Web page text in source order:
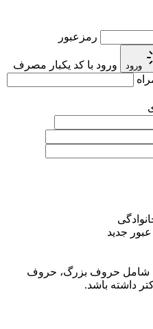
رمزعبور
ورود
ورود با کد یکبار مصرف
جدید
شامل حروف بزرگ، حروف